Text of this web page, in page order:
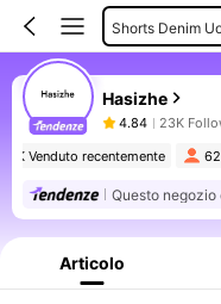
Shorts Denim
Camicie Da
Hasizhe
4.84 23K
91K Venduto recentemente
Questo
Articolo